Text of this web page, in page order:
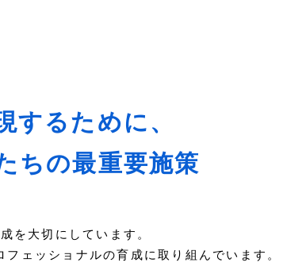
するために、
ちの最重要施策
を大切にしています。
ェッショナルの育成に取り組んでいます。